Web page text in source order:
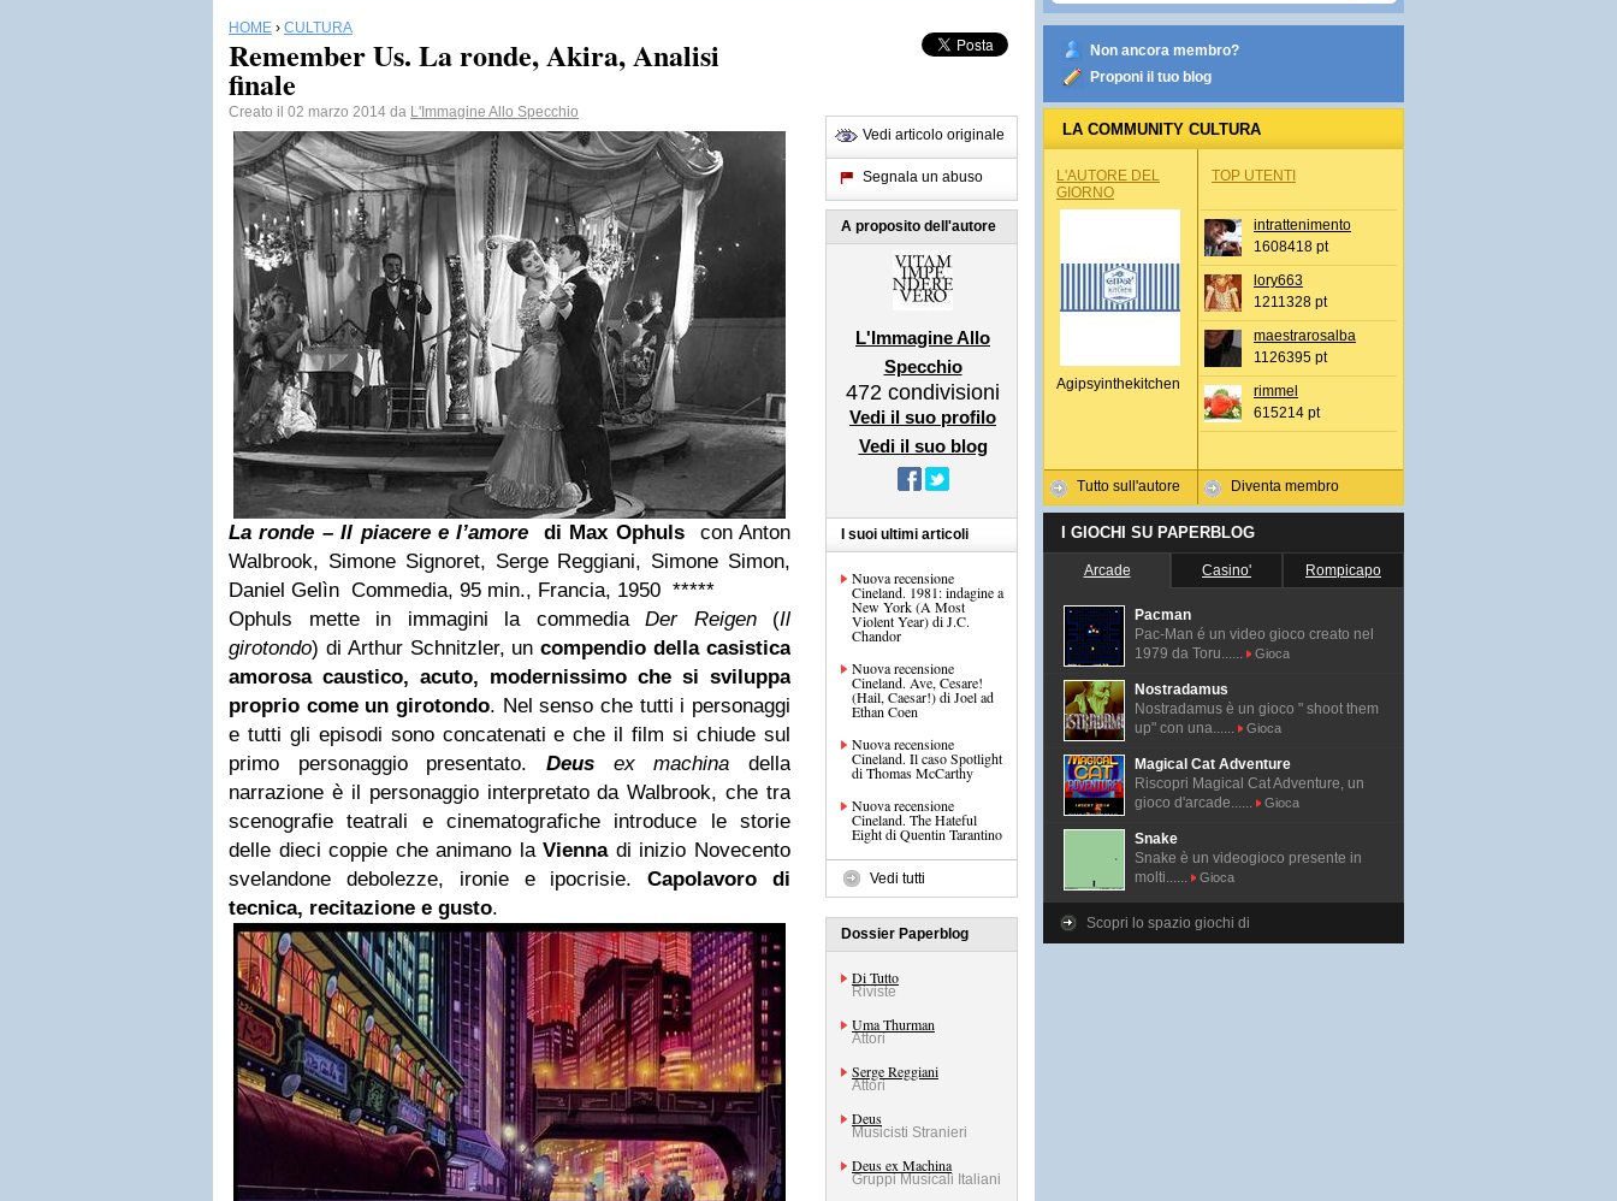
HOME › CULTURA
Remember Us. La ronde, Akira, Analisi
finale
Creato il 02 marzo 2014 da L'Immagine Allo Specchio
La ronde – Il piacere e l’amore di Max Ophuls
con Anton
Walbrook, Simone Signoret, Serge Reggiani, Simone Simon,
Daniel Gelìn Commedia, 95 min., Francia, 1950 *****
Ophuls mette in immagini la commedia Der Reigen(Il
girotondo) di Arthur Schnitzler, uncompendio della casistica
amorosa caustico, acuto, modernissimo che si sviluppa
proprio come un girotondo. Nel senso che tutti i personaggi
e tutti gli episodi sono concatenati e che il film si chiude sul
primo personaggio presentato. Deus ex machina della
narrazione è il personaggio interpretato da Walbrook, che tra
scenografie teatrali e cinematografiche introduce le storie
delle dieci coppie che animano laViennadi inizio Novecento
svelandone debolezze, ironie e ipocrisie.Capolavoro di
tecnica, recitazione e gusto.
Vedi articolo originale
Segnala un abuso
A proposito dell'autore
L'Immagine Allo
Specchio
472 condivisioni
Vedi il suo profilo
Vedi il suo blog
I suoi ultimi articoli
Nuova recensione
Cineland. 1981: indagine a
New York (A Most
Violent Year) di J.C.
Chandor
Nuova recensione
Cineland. Ave, Cesare!
(Hail, Caesar!) di Joel ad
Ethan Coen
Nuova recensione
Cineland. Il caso Spotlight
di Thomas McCarthy
Nuova recensione
Cineland. The Hateful
Eight di Quentin Tarantino
Vedi tutti
Dossier Paperblog
Di Tutto
Riviste
Uma Thurman
Attori
Serge Reggiani
Attori
Deus
Musicisti Stranieri
Deus ex Machina
Gruppi Musicali Italiani
Non ancora membro?
Proponi il tuo blog
LA COMMUNITY CULTURA
L'AUTORE DEL
GIORNO
Agipsyinthekitchen
Tutto sull'autore
TOP UTENTI
intrattenimento
1608418 pt
lory663
1211328 pt
maestrarosalba
1126395 pt
rimmel
615214 pt
Diventa membro
I GIOCHI SU PAPERBLOG
Arcade Casino' Rompicapo
Pacman
Pac-Man é un video gioco creato nel
1979 da Toru......
Gioca
Nostradamus
Nostradamus è un gioco " shoot them
up" con una......
Gioca
Magical Cat Adventure
Riscopri Magical Cat Adventure, un
gioco d'arcade......
Gioca
Snake
Snake è un videogioco presente in
molti......
Gioca
Scopri lo spazio giochi di